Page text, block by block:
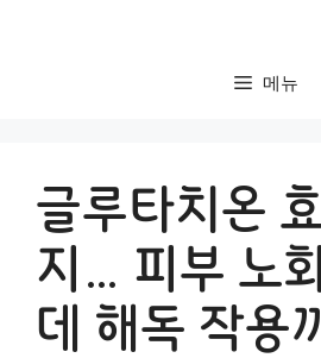
메뉴
글루타치온
지… 피부 노
데 해독 작용